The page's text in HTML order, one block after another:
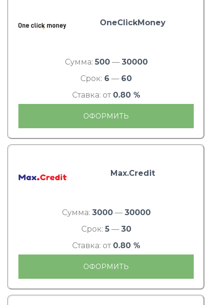
OneClickMoney
Сумма: 500— 30000
Срок: 6 — 60
Ставка: от 0.80 %
ОФОРМИТЬ
Max.Credit
Сумма: 3000— 30000
Срок: 5— 30
Ставка: от 0.80 %
ОФОРМИТЬ